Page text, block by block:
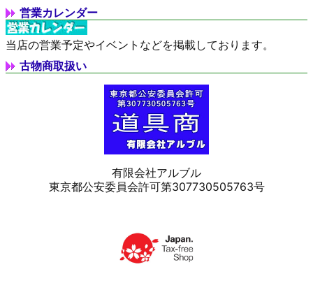
営業カレンダー
当店の営業予定やイベントなどを掲載しております。
古物商取扱い
有限会社アルブル
東京都公安委員会許可第307730505763号